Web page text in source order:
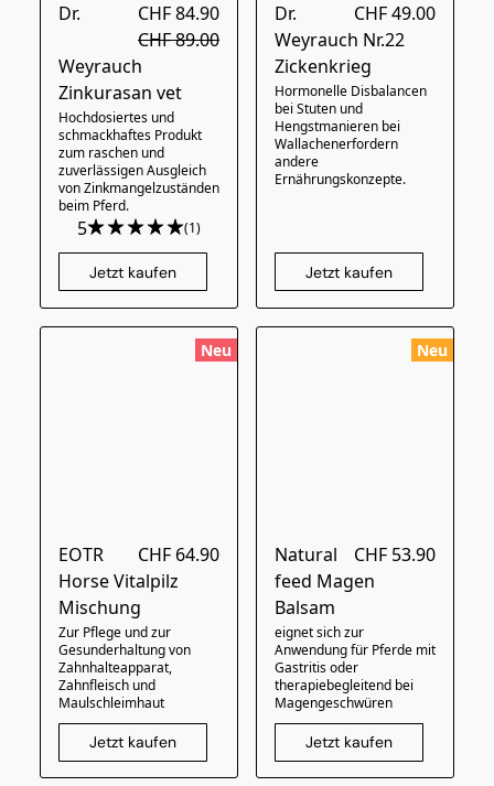
CHF 84.90
CHF 89.00
Dr.
Weyrauch
Zinkurasan vet
Hochdosiertes und
schmackhaftes Produkt
zum raschen und
zuverlässigen Ausgleich
von Zinkmangelzuständen
beim Pferd.
5 (1)
Jetzt kaufen
CHF 49.00
Dr.
Weyrauch Nr.22
Zickenkrieg
Hormonelle Disbalancen
bei Stuten und
Hengstmanieren bei
Wallachenerfordern
andere
Ernährungskonzepte.
Jetzt kaufen
Neu
CHF 64.90
EOTR
Horse Vitalpilz
Mischung
Zur Pflege und zur
Gesunderhaltung von
Zahnhalteapparat,
Zahnfleisch und
Maulschleimhaut
Jetzt kaufen
Neu
CHF 53.90
Natural
feed Magen
Balsam
eignet sich zur
Anwendung für Pferde mit
Gastritis oder
therapiebegleitend bei
Magengeschwüren
Jetzt kaufen